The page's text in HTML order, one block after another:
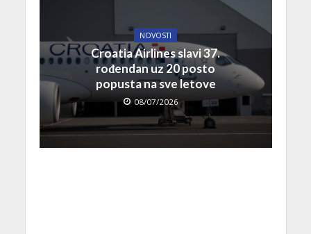
NOVOSTI
Croatia Airlines slavi 37.
rođendan uz 20 posto
popusta na sve letove
08/07/2026